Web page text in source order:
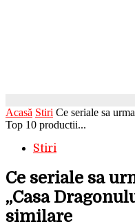
Acasă Stiri Ce seriale sa
Top 10 productii...
Stiri
Ce seriale sa
„Casa
similare